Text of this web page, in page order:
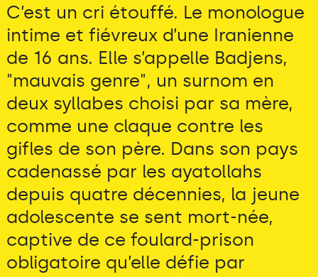
C’est un cri étouffé. Le monologue
intime et fiévreux d’une Iranienne
de 16 ans. Elle s’appelle Badjens,
"mauvais genre", un surnom en
deux syllabes choisi par sa mère,
comme une claque contre les
gifles de son père. Dans son pays
cadenassé par les ayatollahs
depuis quatre décennies, la jeune
adolescente se sent mort-née,
captive de ce foulard-prison
obligatoire qu’elle défie par